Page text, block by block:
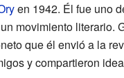
en 1942. Él fue uno
movimiento literario.
que él envió a la
y compartieron